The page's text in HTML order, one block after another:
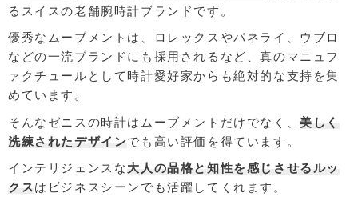
るスイスの老舗腕時計ブランドです。
優秀なムーブメントは、ロレックスやパネライ、ウブロ
などの一流ブランドにも採用されるなど、真のマニュフ
ァクチュールとして時計愛好家からも絶対的な支持を集
めています。
そんなゼニスの時計はムーブメントだけでなく、美しく
洗練されたデザインでも高い評価を得ています。
インテリジェンスな大人の品格と知性を感じさせるルッ
クスはビジネスシーンでも活躍してくれます。